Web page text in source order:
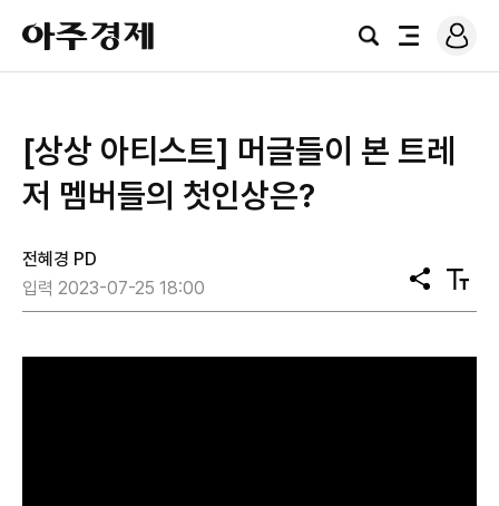
아
주
경
검
전
로
그
[상상 아티스트] 머글들이 본 트레
저 멤버들의 첫인상은?
전혜경 PD
입력 2023-07-25 18:00
공
유
텍
스
기